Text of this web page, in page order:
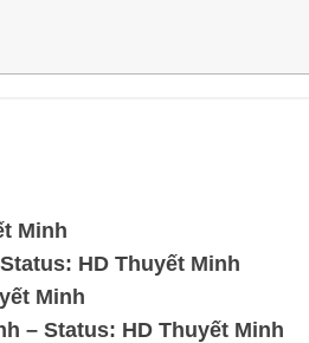
Minh
HD Thuyết Minh
Minh
– Status: HD Thuyết Minh